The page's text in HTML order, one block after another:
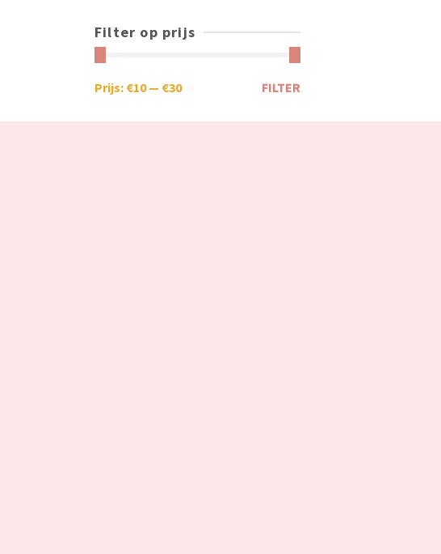
Filter op prijs
FILTER
Prijs: €10— €30